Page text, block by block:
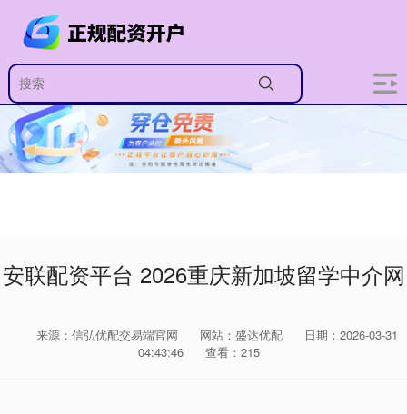
安联配资平台 2026重庆新加坡留学中介网
来源：信弘优配交易端官网 网站：盛达优配
日期：2026-03-31
04:43:46
查看：215